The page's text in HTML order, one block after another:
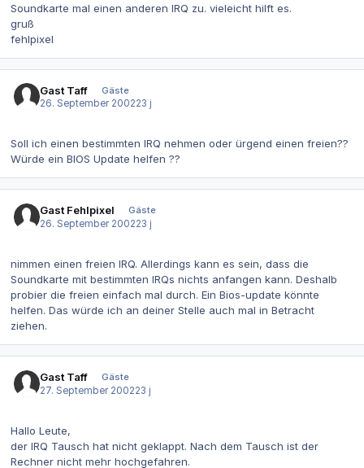
Soundkarte mal einen anderen IRQ zu. vieleicht hilft es.
gruß
fehlpixel
Gast Taff
Gäste
26. September 200223 j
Soll ich einen bestimmten IRQ nehmen oder ürgend einen freien??
Würde ein BIOS Update helfen ??
Gast Fehlpixel
Gäste
26. September 200223 j
nimmen einen freien IRQ. Allerdings kann es sein, dass die
Soundkarte mit bestimmten IRQs nichts anfangen kann. Deshalb
probier die freien einfach mal durch. Ein Bios-update könnte
helfen. Das würde ich an deiner Stelle auch mal in Betracht
ziehen.
Gast Taff
Gäste
27. September 200223 j
Hallo Leute,
der IRQ Tausch hat nicht geklappt. Nach dem Tausch ist der
Rechner nicht mehr hochgefahren.